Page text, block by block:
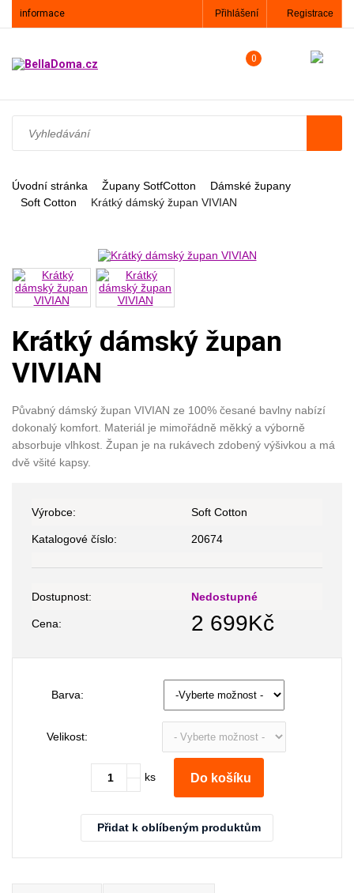
informace Přihlášení Registrace
0
Úvodní stránka Župany SotfCotton
Dámské župany
Soft Cotton
Krátký dámský župan VIVIAN
Krátký dámský župan
VIVIAN
Půvabný dámský župan VIVIAN ze 100% česané bavlny nabízí
dokonalý komfort. Materiál je mimořádně měkký a výborně
absorbuje vlhkost. Župan je na rukávech zdobený výšivkou a má
dvě všité kapsy.
Výrobce: Soft Cotton
Katalogové číslo: 20674
Dostupnost: Nedostupné
Cena: 2 699Kč
Barva:
Velikost:
ks Do košíku
Přidat k oblíbeným produktům